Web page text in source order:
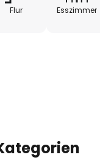
Flur Esszimmer